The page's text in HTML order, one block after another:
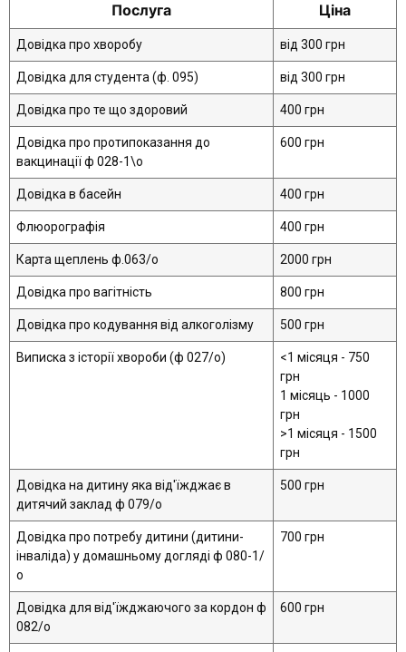
Послуга Ціна
Довідка про хворобу від 300 грн
Довідка для студента (ф. 095) від 300 грн
Довідка про те що здоровий 400 грн
Довідка про протипоказання до
вакцинації ф 028-1\о
600 грн
Довідка в басейн 400 грн
Флюорографія 400 грн
Карта щеплень ф.063/o 2000 грн
Довідка про вагітність 800 грн
Довідка про кодування від алкоголізму 500 грн
Виписка з історії хвороби (ф 027/о)
<1 місяця - 750
грн
1 місяць - 1000
грн
>1 місяця - 1500
грн
Довідка на дитину яка від'їжджає в
дитячий заклад ф 079/о
500 грн
Довідка про потребу дитини (дитини-
інваліда) у домашньому догляді ф 080-1/
о
700 грн
Довідка для від'їжджаючого за кордон ф
082/о
600 грн